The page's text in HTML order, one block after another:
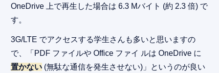
OneDrive 上で再生した場合は 6.3 Mバイト (約 2.3 倍) で
す。
3G/LTE でアクセスする学生さんも多いと思いますの
で、「PDF ファイルや Office ファイ ルは OneDrive に
置かない (無駄な通信を発生させない)」というのが良い